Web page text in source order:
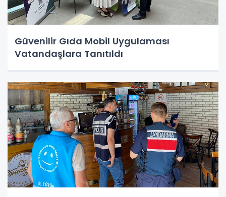
Güvenilir Gıda Mobil Uygulaması
Vatandaşlara Tanıtıldı